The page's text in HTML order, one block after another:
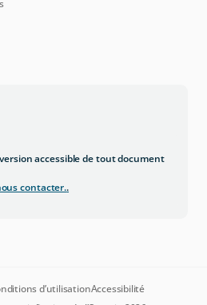
accessible de tout document
contacter..
d’utilisationAccessibilité